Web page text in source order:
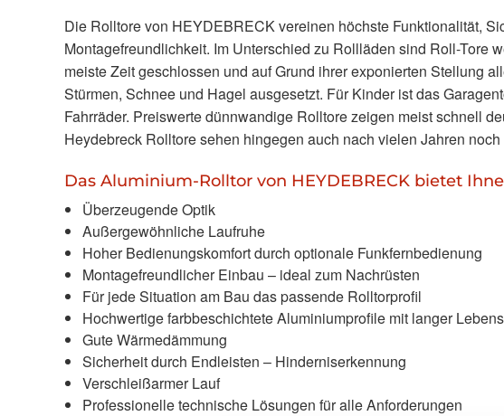
Die Rolltore von HEYDEBRECK vereinen höchste Funktionalität,
Montagefreundlichkeit. Im Unterschied zu Rollläden sind Roll-Tore
meiste Zeit geschlossen und auf Grund ihrer exponierten Stellung
Stürmen, Schnee und Hagel ausgesetzt. Für Kinder ist das
Fahrräder. Preiswerte dünnwandige Rolltore zeigen meist schnell
Heydebreck Rolltore sehen hingegen auch nach vielen Jahren
Das Aluminium-Rolltor von HEYDEBRECK bietet
Überzeugende Optik
Außergewöhnliche Laufruhe
Hoher Bedienungskomfort durch optionale Funkfernbedienung
Montagefreundlicher Einbau – ideal zum Nachrüsten
Für jede Situation am Bau das passende Rolltorprofil
Hochwertige farbbeschichtete Aluminiumprofile mit langer
Gute Wärmedämmung
Sicherheit durch Endleisten – Hinderniserkennung
Verschleißarmer Lauf
Professionelle technische Lösungen für alle Anforderungen